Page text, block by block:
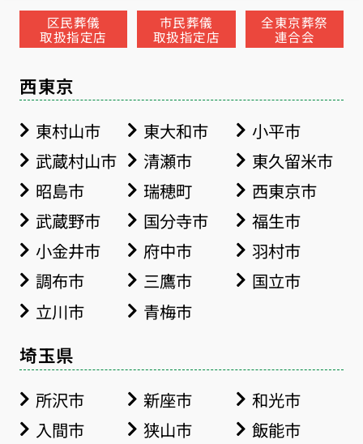
区民葬儀
取扱指定店
市民葬儀
取扱指定店
全東京葬祭
連合会
西東京
東村山市 東大和市
小平市
武蔵村山市
清瀬市
東久留米市
昭島市
瑞穂町
西東京市
武蔵野市
国分寺市
福生市
小金井市
府中市
羽村市
調布市
三鷹市
国立市
立川市
青梅市
埼玉県
所沢市 新座市
和光市
入間市
狭山市 飯能市